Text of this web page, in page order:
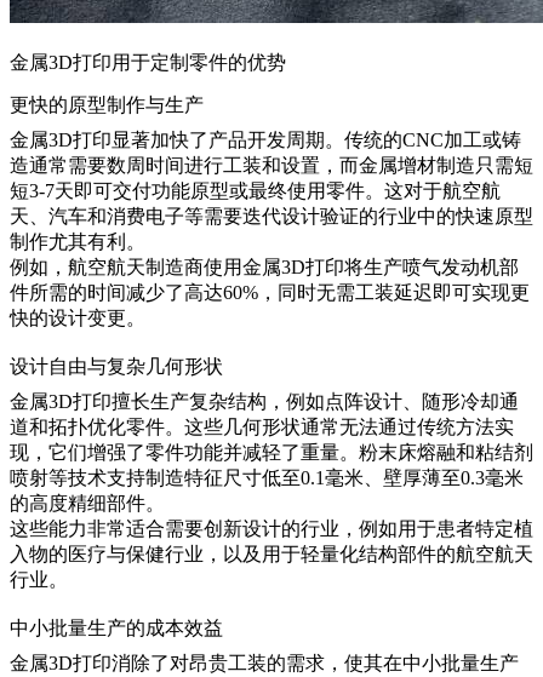
金属3D打印用于定制零件的优势
更快的原型制作与生产
金属3D打印显著加快了产品开发周期。传统的CNC加工或铸
造通常需要数周时间进行工装和设置，而金属增材制造只需短
短3-7天即可交付功能原型或最终使用零件。这对于航空航
天、汽车和消费电子等需要迭代设计验证的行业中的快速原型
制作尤其有利。
例如，航空航天制造商使用金属3D打印将生产喷气发动机部
件所需的时间减少了高达60%，同时无需工装延迟即可实现更
快的设计变更。
设计自由与复杂几何形状
金属3D打印擅长生产复杂结构，例如点阵设计、随形冷却通
道和拓扑优化零件。这些几何形状通常无法通过传统方法实
现，它们增强了零件功能并减轻了重量。粉末床熔融和粘结剂
喷射等技术支持制造特征尺寸低至0.1毫米、壁厚薄至0.3毫米
的高度精细部件。
这些能力非常适合需要创新设计的行业，例如用于患者特定植
入物的医疗与保健行业，以及用于轻量化结构部件的航空航天
行业。
中小批量生产的成本效益
金属3D打印消除了对昂贵工装的需求，使其在中小批量生产